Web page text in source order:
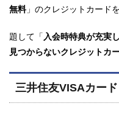
無料」のクレジットカード
題して「 入会時特典が充実
見つからないクレジットカ
三井住友VISAカード